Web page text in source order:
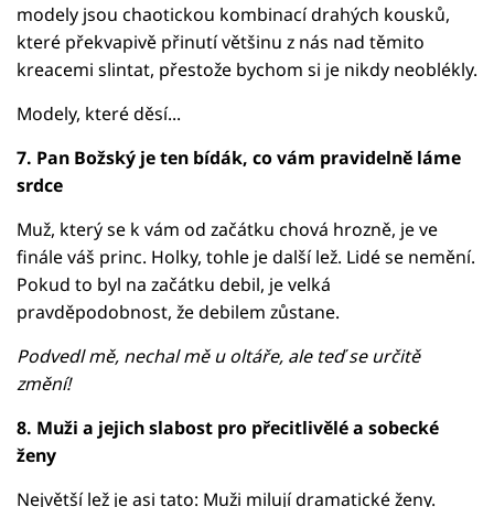
modely jsou chaotickou kombinací drahých kousků,
které překvapivě přinutí většinu z nás nad těmito
kreacemi slintat, přestože bychom si je nikdy neoblékly.
Modely, které děsí...
7. Pan Božský je ten bídák, co vám pravidelně láme
srdce
Muž, který se k vám od začátku chová hrozně, je ve
finále váš princ. Holky, tohle je další lež. Lidé se nemění.
Pokud to byl na začátku debil, je velká
pravděpodobnost, že debilem zůstane.
Podvedl mě, nechal mě u oltáře, ale teď se určitě
změní!
8. Muži a jejich slabost pro přecitlivělé a sobecké
ženy
Největší lež je asi tato: Muži milují dramatické ženy.